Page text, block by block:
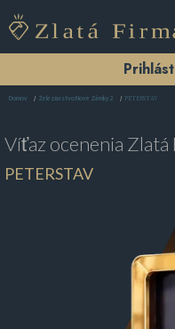
Domov Železiarstvo Nové Zámky 2 PETERSTAV
Víťaz ocenenia Zlatá
PETERSTAV